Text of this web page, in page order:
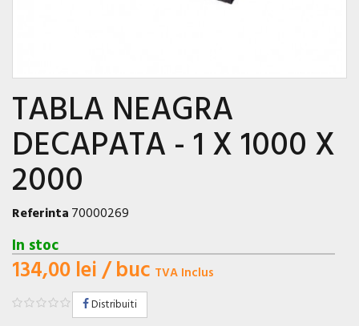
TABLA NEAGRA
DECAPATA - 1 X 1000 X
2000
Referinta70000269
In stoc
134,00 lei/ buc TVA Inclus
Distribuiti